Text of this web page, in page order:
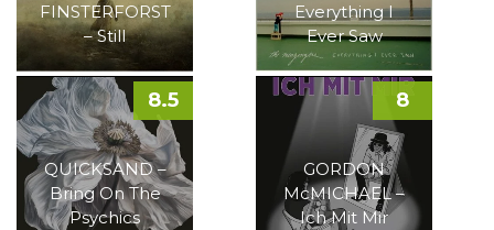
FINSTERFORST
– Still
Everything I
Ever Saw
QUICKSAND –
Bring On The
Psychics
8.5
GORDON
McMICHAEL –
Ich Mit Mir
8